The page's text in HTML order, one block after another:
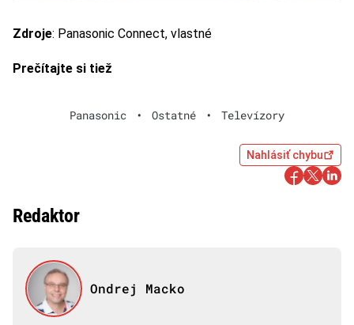
Zdroje: Panasonic Connect, vlastné
Prečítajte si tiež
Panasonic • Ostatné • Televízory
Nahlásiť chybu
Redaktor
Ondrej Macko